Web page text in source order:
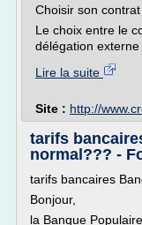
Choisir son contrat
Le choix entre le
délégation externe
Lire la suite
Site : http://
tarifs
normal??? -
tarifs bancaires
Bonjour,
la Banque